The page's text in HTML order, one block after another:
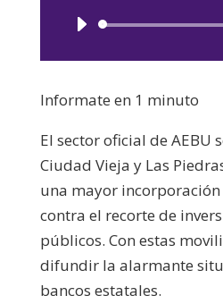
Informate en 1 minuto
El sector oficial de AEBU
Ciudad Vieja y Las
una mayor
contra el recorte de
públicos. Con estas
difundir la alarmante
bancos estatales.